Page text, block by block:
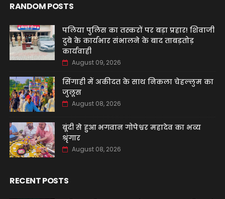
RANDOM POSTS
पलिया पुलिस का तस्करों पर बड़ा प्रहार! शिवाजी
दुबे के कार्यभार संभालने के बाद ताबड़तोड़
कार्यवाही
August 09, 2026
सिंगाही में अकीदत के साथ निकला चेहल्लुम का
जुलूस
August 08, 2026
बूंदी से हुआ भगवान गोपेश्वर महादेव का भव्य
श्रृंगार
August 08, 2026
RECENT POSTS